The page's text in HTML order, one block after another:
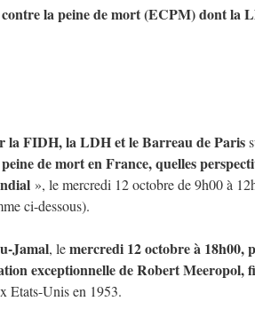
la peine de mort (ECPM) dont la
la FIDH, la LDH et le Barreau de Paris
de mort en France, quelles
», le mercredi 12 octobre de 9h00 à
ci-dessous).
Jamal, lemercredi 12 octobre à 18h00,
exceptionnelle de Robert Meeropol,
Etats-Unis en 1953.